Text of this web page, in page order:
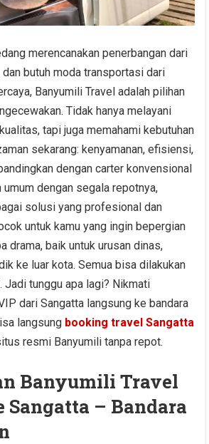
merencanakan penerbangan dari
dan butuh moda transportasi dari
Banyumili Travel adalah pilihan
Tidak hanya melayani
tapi juga memahami kebutuhan
sekarang: kenyamanan, efisiensi,
dengan carter konvensional
umum dengan segala repotnya,
solusi yang profesional dan
untuk kamu yang ingin bepergian
drama, baik untuk urusan dinas,
ke luar kota. Semua bisa dilakukan
Jadi tunggu apa lagi? Nikmati
dari Sangatta langsung ke bandara
langsung booking travel Sangatta
resmi Banyumili tanpa repot.
Banyumili Travel
Sangatta – Bandara